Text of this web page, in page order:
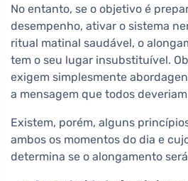
No entanto, se o objetivo é
desempenho, ativar o sistema
ritual matinal saudável, o
tem o seu lugar insubstituível.
exigem simplesmente
a mensagem que todos
Existem, porém, alguns
ambos os momentos do dia e
determina se o alongamento